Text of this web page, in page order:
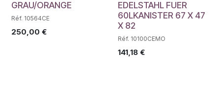
GRAU/ORANGE
Réf. 10564CE
250,00 €
EDELSTAHL FUER
60LKANISTER 67 X 47
X 82
Réf. 10100CEMO
141,18€